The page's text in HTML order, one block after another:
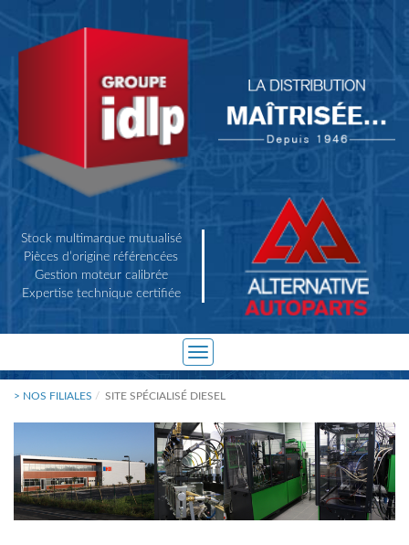
Stock multimarque mutualisé
Pièces d’origine référencées
Gestion moteur calibrée
Expertise technique certifiée
Toggle
navigation
> NOS FILIALES SITE SPÉCIALISÉ DIESEL